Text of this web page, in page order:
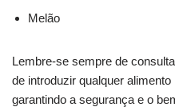
Melão
Lembre-se sempre de
de introduzir qualquer
garantindo a segurança e o